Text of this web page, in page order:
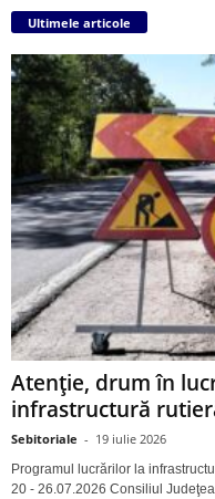
Ultimele articole
Atenție, drum în
infrastructură
Sebitoriale - 19 iulie 2026
Programul lucrărilor la
20 - 26.07.2026 Consiliul